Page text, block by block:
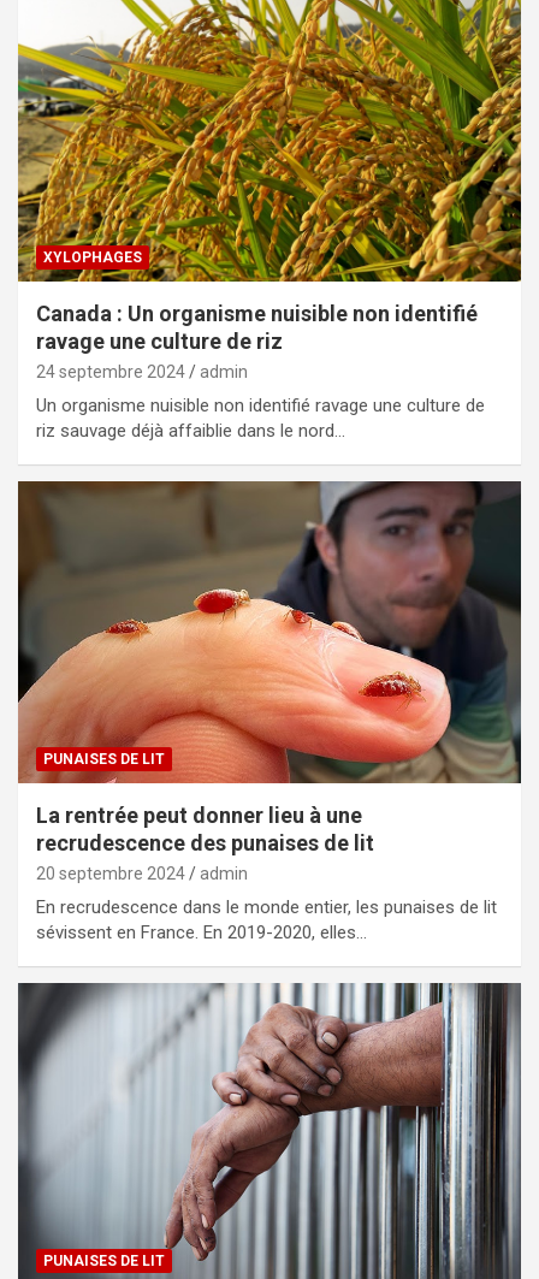
XYLOPHAGES
Canada : Un organisme nuisible non identifié
ravage une culture de riz
24 septembre 2024 admin
Un organisme nuisible non identifié ravage une culture de
riz sauvage déjà affaiblie dans le nord…
PUNAISES DE LIT
La rentrée peut donner lieu à une
recrudescence des punaises de lit
20 septembre 2024 admin
En recrudescence dans le monde entier, les punaises de lit
sévissent en France. En 2019-2020, elles…
PUNAISES DE LIT